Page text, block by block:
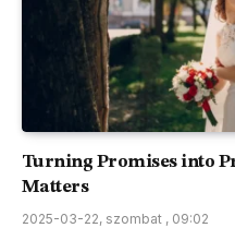
Turning Promises into
Matters
2025-03-22, szombat , 09:02